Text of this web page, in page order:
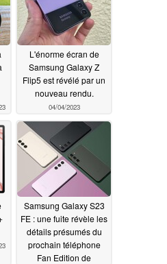
L'énorme écran de
Samsung Galaxy Z
Flip5 est révélé par un
nouveau rendu.
04/04/2023
Samsung Galaxy S23
FE : une fuite révèle les
détails présumés du
prochain téléphone
Fan Edition de